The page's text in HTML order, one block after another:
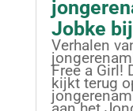
Jobke
Verhalen
Free a Girl!
kijkt terug